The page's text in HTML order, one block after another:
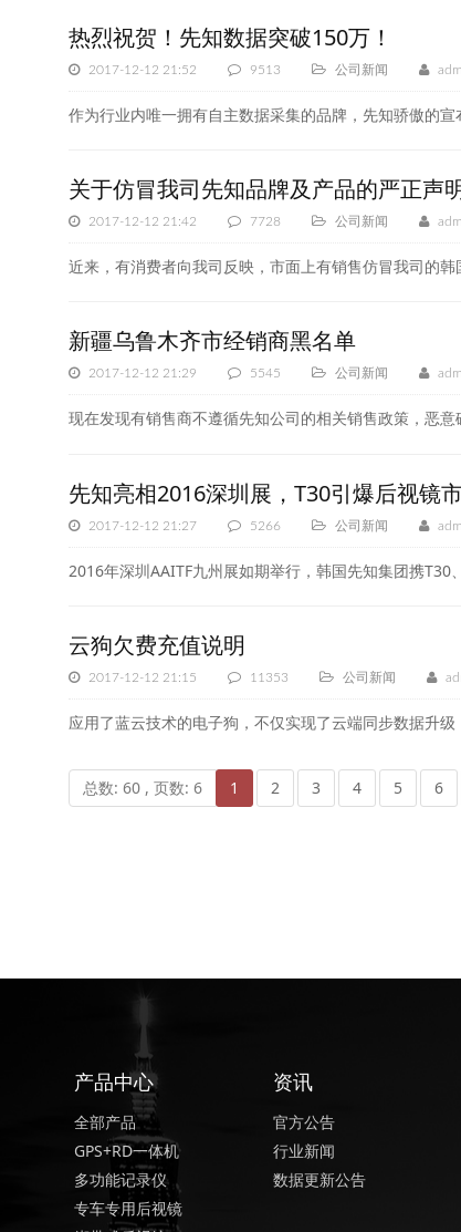
热烈祝贺！先知数据突破150万！
2017-12-12 21:52 9513 公司新闻
作为行业内唯一拥有自主数据采集的品牌，先知骄傲的
关于仿冒我司先知品牌及产品的严正声
2017-12-12 21:42 7728 公司新闻
近来，有消费者向我司反映，市面上有销售仿冒我司的
新疆乌鲁木齐市经销商黑名单
2017-12-12 21:29 5545 公司新闻
现在发现有销售商不遵循先知公司的相关销售政策，恶
先知亮相2016深圳展，T30引爆后视镜市
2017-12-12 21:27 5266 公司新闻
2016年深圳AAITF九州展如期举行，韩国先知集团携
云狗欠费充值说明
2017-12-12 21:15 11353 公司新闻
应用了蓝云技术的电子狗，不仅实现了云端同步数据升
总数: 60 , 页数: 6 1 2 3 4 5 6
产品中心
全部产品
GPS+RD一体机
多功能记录仪
专车专用后视镜
资讯
官方公告
行业新闻
数据更新公告